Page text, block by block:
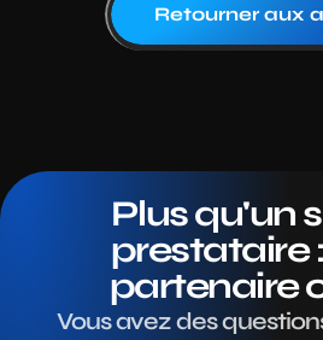
Retourner aux
Plus qu'un
prestataire
partenaire
Vous avez des